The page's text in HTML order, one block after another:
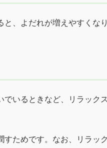
、よだれが増えやすくな
いるときなど、リラック
ためです。なお、リラッ